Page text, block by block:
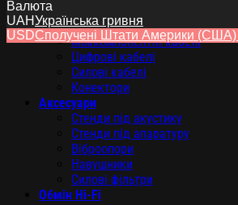
Кабелі
Акустичні кабелі
Міжкомпонентні кабелі
Цифрові кабелі
Силові кабелі
Конектори
Аксесуари
Стенди під акустику
Стенди під апаратуру
Віброопори
Навушники
Силові фільтри
Обмін Hi-Fi
Валюта
UAHУкраїнська гривня
USDСполучені Штати Америки (США)